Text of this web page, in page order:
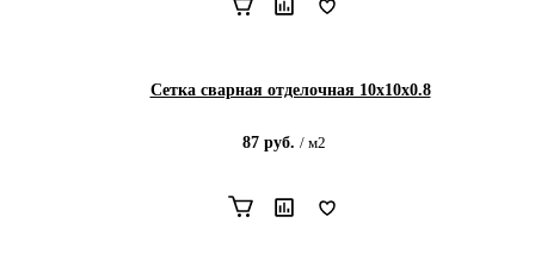
Сетка сварная отделочная 10х10х0.8
87 руб. / м2